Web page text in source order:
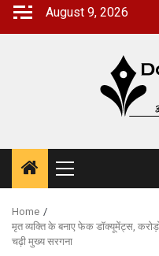
Skip
August 9, 2026
Primary
Menu
Home
मृत व्यक्ति के बनाए फेक डॉक्यूमेंट्स,
चढ़ी मुख्य सरगना